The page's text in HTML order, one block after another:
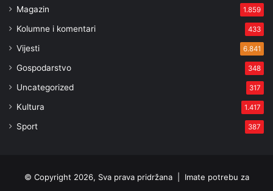
Magazin 1.859
Kolumne i komentari 433
Vijesti 6.841
Gospodarstvo 348
Uncategorized 317
Kultura 1.417
Sport 387
© Copyright 2026, Sva prava pridržana | Imate potrebu za